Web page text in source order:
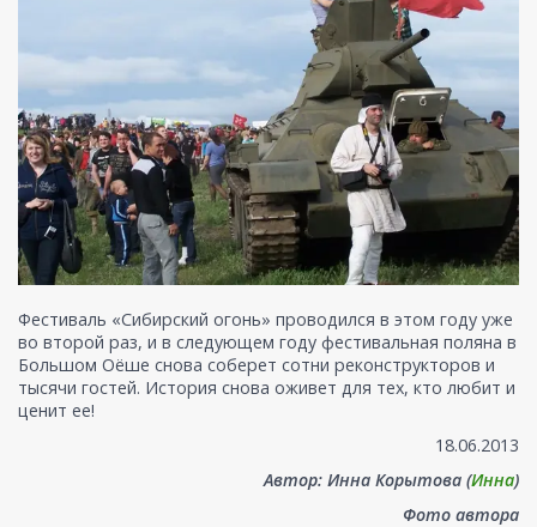
Фестиваль «Сибирский огонь» проводился в этом году уже
во второй раз, и в следующем году фестивальная поляна в
Большом Оёше снова соберет сотни реконструкторов и
тысячи гостей. История снова оживет для тех, кто любит и
ценит ее!
18.06.2013
Автор: Инна Корытова (Инна)
Фото автора